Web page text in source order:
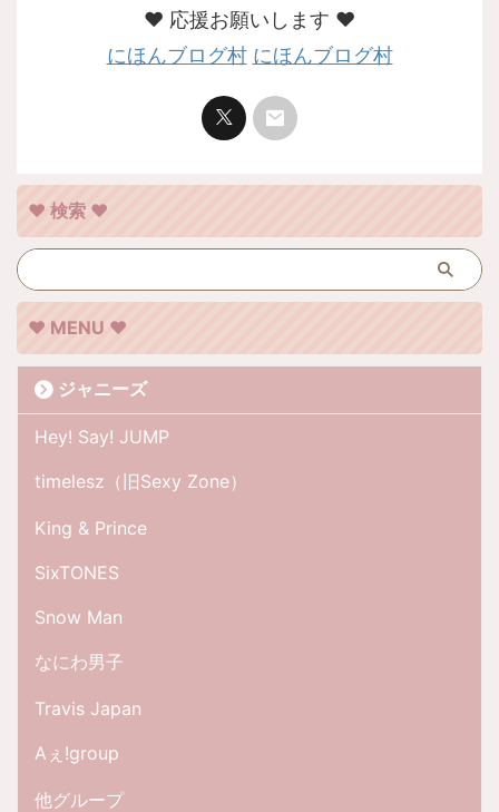
❤︎ 応援お願いします ❤︎
にほんブログ村 にほんブログ村
❤︎ 検索 ❤︎
❤︎ MENU ❤︎
ジャニーズ
Hey! Say! JUMP
timelesz（旧Sexy Zone）
King & Prince
SixTONES
Snow Man
なにわ男子
Travis Japan
Aぇ!group
他グループ